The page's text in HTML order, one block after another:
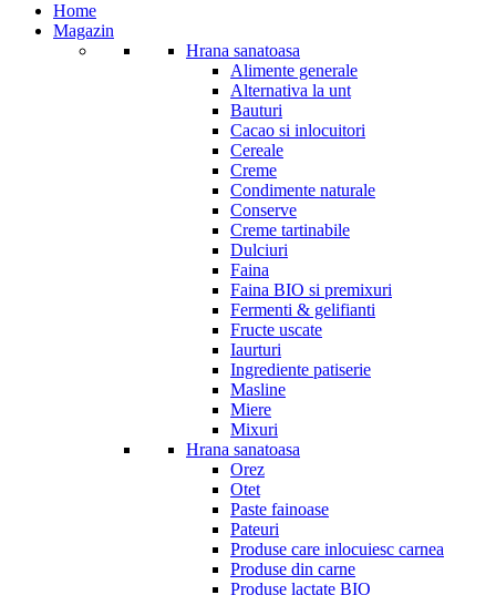
Home
Magazin
Hrana sanatoasa
Alimente generale
Alternativa la unt
Bauturi
Cacao si inlocuitori
Cereale
Creme
Condimente naturale
Conserve
Creme tartinabile
Dulciuri
Faina
Faina BIO si premixuri
Fermenti & gelifianti
Fructe uscate
Iaurturi
Ingrediente patiserie
Masline
Miere
Mixuri
Hrana sanatoasa
Orez
Otet
Paste fainoase
Pateuri
Produse care inlocuiesc carnea
Produse din carne
Produse lactate BIO